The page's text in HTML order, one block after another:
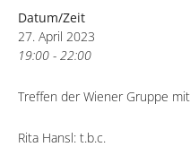
Datum/Zeit
27. April 2023
19:00 - 22:00
Treffen der Wiener Gruppe
Rita Hansl: t.b.c.